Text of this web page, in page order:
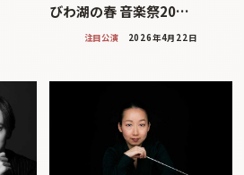
びわ湖の春 音楽祭20…
注目公演 2026年4月22日